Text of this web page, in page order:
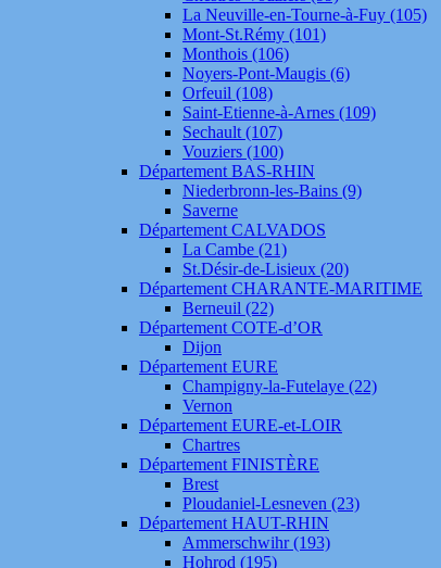
La Neuville-en-Tourne-à-Fuy (105)
Mont-St.Rémy (101)
Monthois (106)
Noyers-Pont-Maugis (6)
Orfeuil (108)
Saint-Etienne-à-Arnes (109)
Sechault (107)
Vouziers (100)
Département BAS-RHIN
Niederbronn-les-Bains (9)
Saverne
Département CALVADOS
La Cambe (21)
St.Désir-de-Lisieux (20)
Département CHARANTE-MARITIME
Berneuil (22)
Département COTE-d’OR
Dijon
Département EURE
Champigny-la-Futelaye (22)
Vernon
Département EURE-et-LOIR
Chartres
Département FINISTÈRE
Brest
Ploudaniel-Lesneven (23)
Département HAUT-RHIN
Ammerschwihr (193)
Hohrod (195)